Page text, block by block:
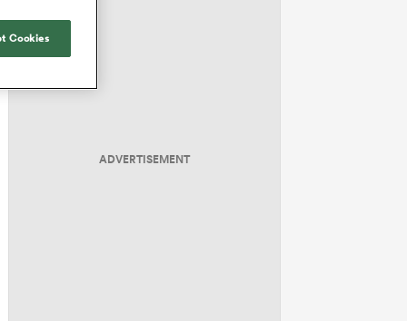
ADVERTISEMENT
Cookies